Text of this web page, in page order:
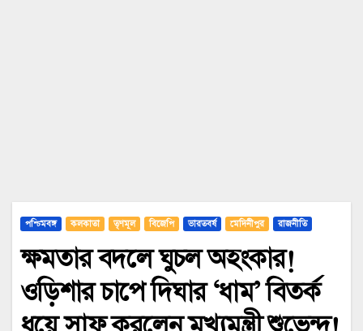
পশ্চিমবঙ্গ কলকাতা তৃণমূল বিজেপি ভারতবর্ষ মেদিনীপুর রাজনীতি
ক্ষমতার বদলে ঘুচল অহংকার!
ওড়িশার চাপে দিঘার ‘ধাম’ বিতর্ক